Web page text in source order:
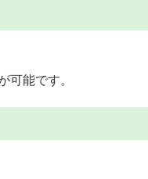
可能です。